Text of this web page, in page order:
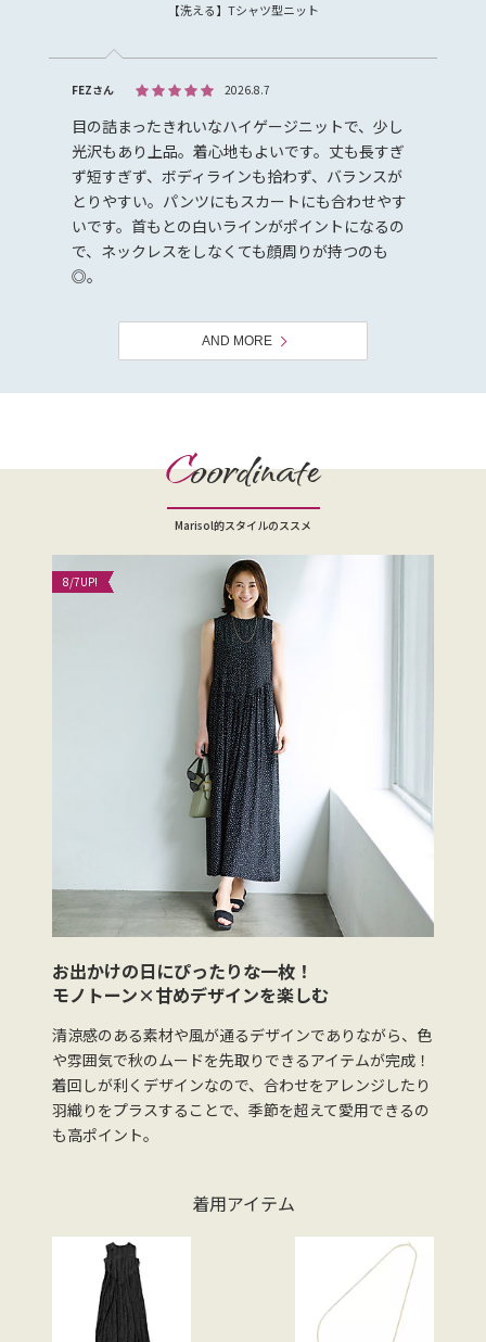
【洗える】Tシャツ型ニット
FEZさん 2026.8.7
目の詰まったきれいなハイゲージニットで、少し
光沢もあり上品。着心地もよいです。丈も長すぎ
ず短すぎず、ボディラインも拾わず、バランスが
とりやすい。パンツにもスカートにも合わせやす
いです。首もとの白いラインがポイントになるの
で、ネックレスをしなくても顔周りが持つのも
◎。
AND MORE
Coordinate
Marisol的スタイルのススメ
8/7UP!
お出かけの日にぴったりな一枚！
モノトーン×甘めデザインを楽しむ
清涼感のある素材や風が通るデザインでありながら、色
や雰囲気で秋のムードを先取りできるアイテムが完成！
着回しが利くデザインなので、合わせをアレンジしたり
羽織りをプラスすることで、季節を超えて愛用できるの
も高ポイント。
着用アイテム